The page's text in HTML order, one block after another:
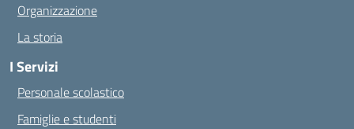
Organizzazione
La storia
I Servizi
Personale scolastico
Famiglie e studenti